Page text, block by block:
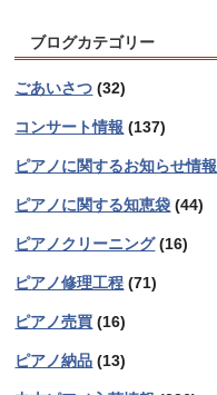
ブログカテゴリー
ごあいさつ (32)
コンサート情報 (137)
ピアノに関するお知らせ情報
ピアノに関する知恵袋 (44)
ピアノクリーニング(16)
ピアノ修理工程 (71)
ピアノ売買 (16)
ピアノ納品 (13)